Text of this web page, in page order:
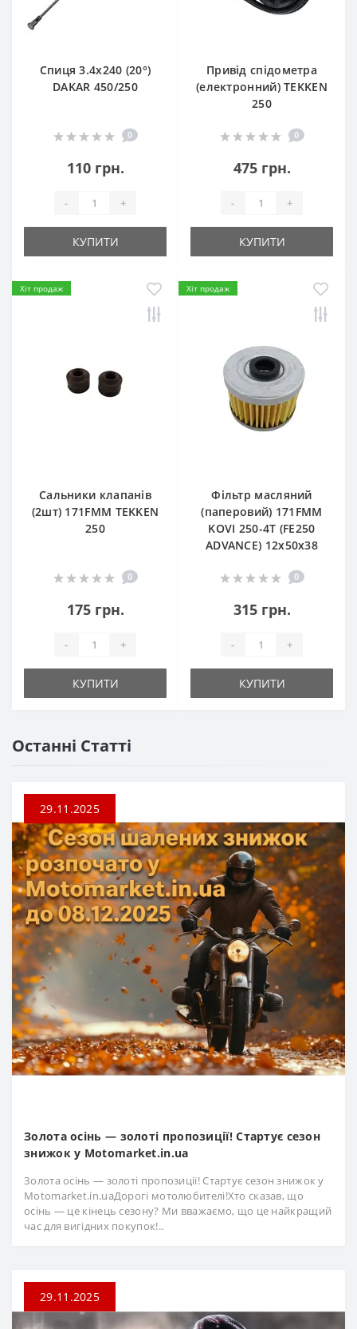
Спиця 3.4х240 (20°)
DAKAR 450/250
0
110 грн.
- +
КУПИТИ
Привід спідометра
(електронний) TEKKEN
250
0
475 грн.
- +
КУПИТИ
Хіт продаж
Сальники клапанів
(2шт) 171FMM TEKKEN
250
0
175 грн.
- +
КУПИТИ
Хіт продаж
Фільтр масляний
(паперовий) 171FMM
KOVI 250-4T (FE250
ADVANCE) 12х50х38
0
315 грн.
- +
КУПИТИ
Останні Статті
29.11.2025
Золота осінь — золоті пропозиції! Стартує сезон
знижок у Motomarket.in.ua
Золота осінь — золоті пропозиції! Стартує сезон знижок у
Motomarket.in.uaДорогі мотолюбителі!Хто сказав, що
осінь — це кінець сезону? Ми вважаємо, що це найкращий
час для вигідних покупок!..
29.11.2025